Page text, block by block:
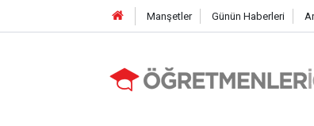
Manşetler Günün Haberleri